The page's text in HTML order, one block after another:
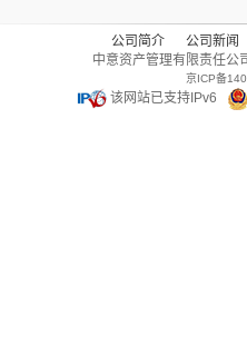
公司简介 公司新闻
中意资产管理有限责任
京ICP备
该网站已支持IPv6